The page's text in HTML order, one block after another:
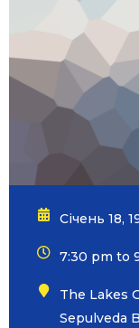
Січень 18,
7:30 pm to
The Lakes
Sepulveda